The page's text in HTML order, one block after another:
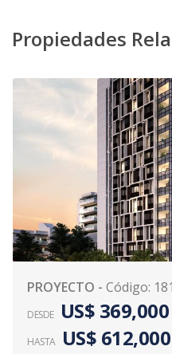
Propiedades
PROYECTO - Código:
DESDE US$ 369,000
HASTA US$ 612,000